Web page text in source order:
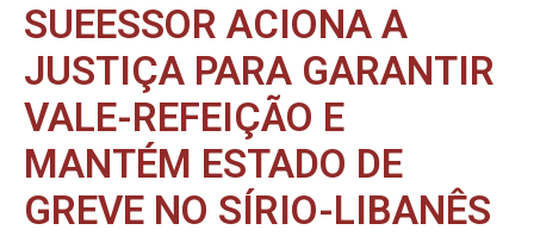
SUEESSOR ACIONA A
JUSTIÇA PARA GARANTIR
VALE-REFEIÇÃO E
MANTÉM ESTADO DE
GREVE NO SÍRIO-LIBANÊS